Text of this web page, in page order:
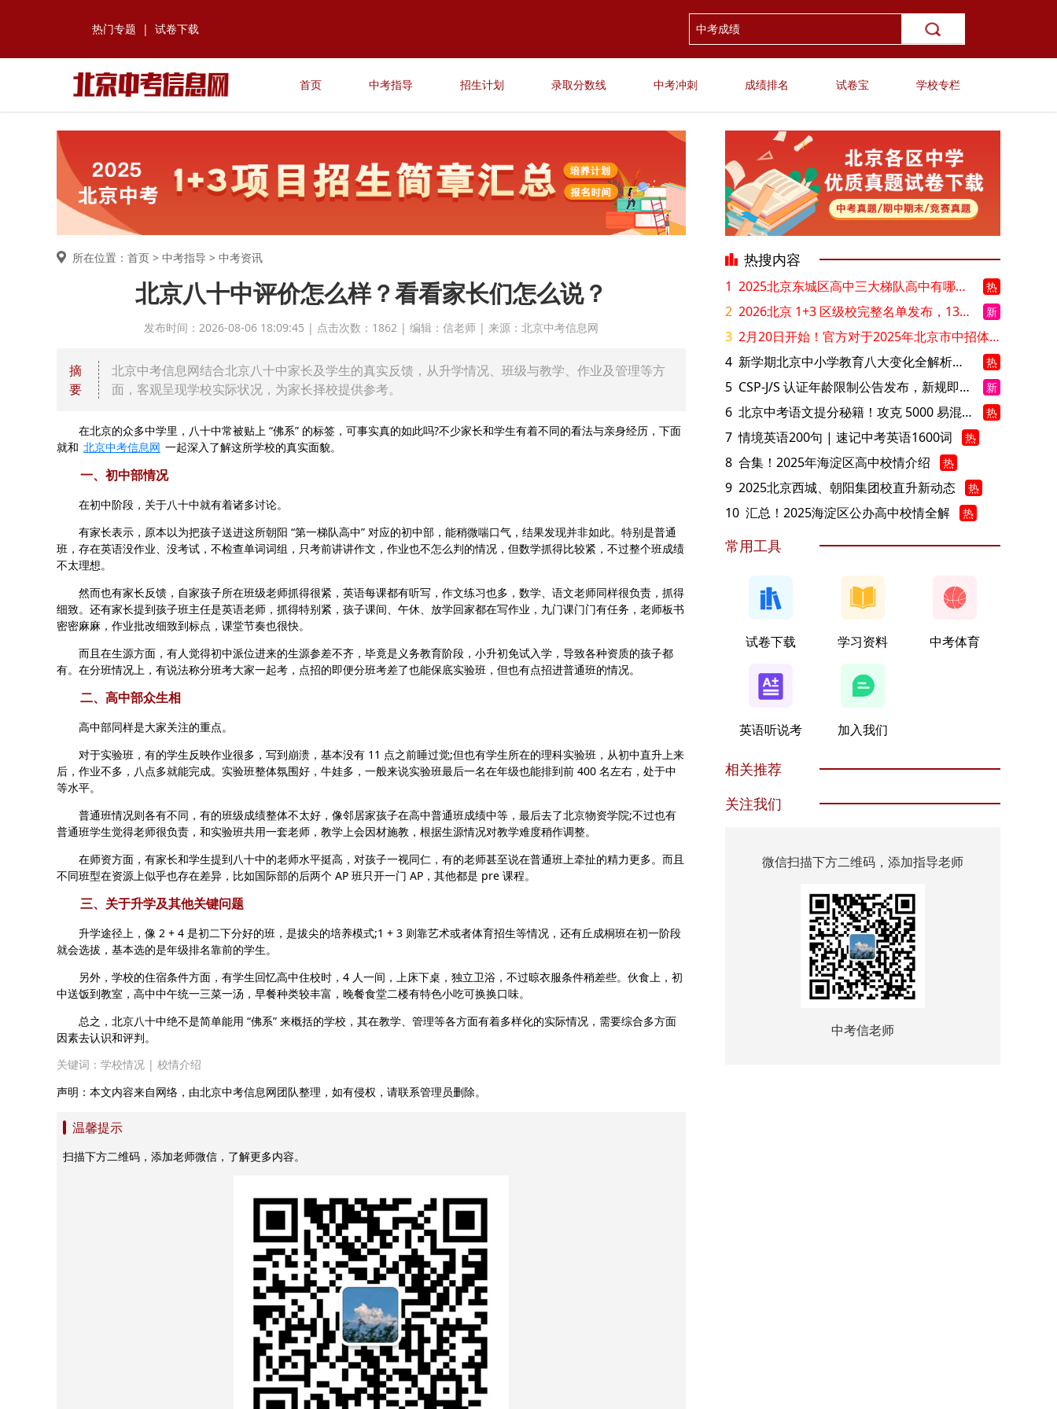
热门专题 | 试卷下载
首页 中考指导 招生计划 录取分数线 中考冲刺 成绩排名 试卷宝 学校专栏
所在位置：首页 > 中考指导 > 中考资讯
北京八十中评价怎么样？看看家长们怎么说？
发布时间：2026-08-06 18:09:45 | 点击次数：1862 | 编辑：信老师 | 来源：北京中考信息网
摘
要
北京中考信息网结合北京八十中家长及学生的真实反馈，从升学情况、班级与教学、作业及管理等方
面，客观呈现学校实际状况，为家长择校提供参考。
在北京的众多中学里，八十中常被贴上 “佛系” 的标签，可事实真的如此吗?不少家长和学生有着不同的看法与亲身经历，下面
就和 北京中考信息网 一起深入了解这所学校的真实面貌。
一、初中部情况
在初中阶段，关于八十中就有着诸多讨论。
有家长表示，原本以为把孩子送进这所朝阳 “第一梯队高中” 对应的初中部，能稍微喘口气，结果发现并非如此。特别是普通
班，存在英语没作业、没考试，不检查单词词组，只考前讲讲作文，作业也不怎么判的情况，但数学抓得比较紧，不过整个班成绩
不太理想。
然而也有家长反馈，自家孩子所在班级老师抓得很紧，英语每课都有听写，作文练习也多，数学、语文老师同样很负责，抓得
细致。还有家长提到孩子班主任是英语老师，抓得特别紧，孩子课间、午休、放学回家都在写作业，九门课门门有任务，老师板书
密密麻麻，作业批改细致到标点，课堂节奏也很快。
而且在生源方面，有人觉得初中派位进来的生源参差不齐，毕竟是义务教育阶段，小升初免试入学，导致各种资质的孩子都
有。在分班情况上，有说法称分班考大家一起考，点招的即便分班考差了也能保底实验班，但也有点招进普通班的情况。
二、高中部众生相
高中部同样是大家关注的重点。
对于实验班，有的学生反映作业很多，写到崩溃，基本没有 11 点之前睡过觉;但也有学生所在的理科实验班，从初中直升上来
后，作业不多，八点多就能完成。实验班整体氛围好，牛娃多，一般来说实验班最后一名在年级也能排到前 400 名左右，处于中
等水平。
普通班情况则各有不同，有的班级成绩整体不太好，像邻居家孩子在高中普通班成绩中等，最后去了北京物资学院;不过也有
普通班学生觉得老师很负责，和实验班共用一套老师，教学上会因材施教，根据生源情况对教学难度稍作调整。
在师资方面，有家长和学生提到八十中的老师水平挺高，对孩子一视同仁，有的老师甚至说在普通班上牵扯的精力更多。而且
不同班型在资源上似乎也存在差异，比如国际部的后两个 AP 班只开一门 AP，其他都是 pre 课程。
三、关于升学及其他关键问题
升学途径上，像 2 + 4 是初二下分好的班，是拔尖的培养模式;1 + 3 则靠艺术或者体育招生等情况，还有丘成桐班在初一阶段
就会选拔，基本选的是年级排名靠前的学生。
另外，学校的住宿条件方面，有学生回忆高中住校时，4 人一间，上床下桌，独立卫浴，不过晾衣服条件稍差些。伙食上，初
中送饭到教室，高中中午统一三菜一汤，早餐种类较丰富，晚餐食堂二楼有特色小吃可换换口味。
总之，北京八十中绝不是简单能用 “佛系” 来概括的学校，其在教学、管理等各方面有着多样化的实际情况，需要综合多方面
因素去认识和评判。
关键词： 学校情况 | 校情介绍
声明：本文内容来自网络，由北京中考信息网团队整理，如有侵权，请联系管理员删除。
温馨提示
扫描下方二维码，添加老师微信，了解更多内容。
热搜内容
1 2025北京东城区高中三大梯队高中有哪些？录取分数线是多少？ 热
2 2026北京 1+3 区级校完整名单发布，13549 个名额该如何规划报考？ 新
3
2月20日开始！官方对于2025年北京市中招体检问题解答！
4
新学期北京中小学教育八大变化全解析：学位、政策、教学等方面迎新变革 热
5 CSP-J/S 认证年龄限制公告发布，新规即日起实施！ 新
6 北京中考语文提分秘籍！攻克 5000 易混易错字 热
7 情境英语200句 | 速记中考英语1600词 热
8 合集！2025年海淀区高中校情介绍 热
9 2025北京西城、朝阳集团校直升新动态 热
10 汇总！2025海淀区公办高中校情全解 热
常用工具
试卷下载 学习资料 中考体育
英语听说考 加入我们
相关推荐
关注我们
微信扫描下方二维码，添加指导老师
中考信老师